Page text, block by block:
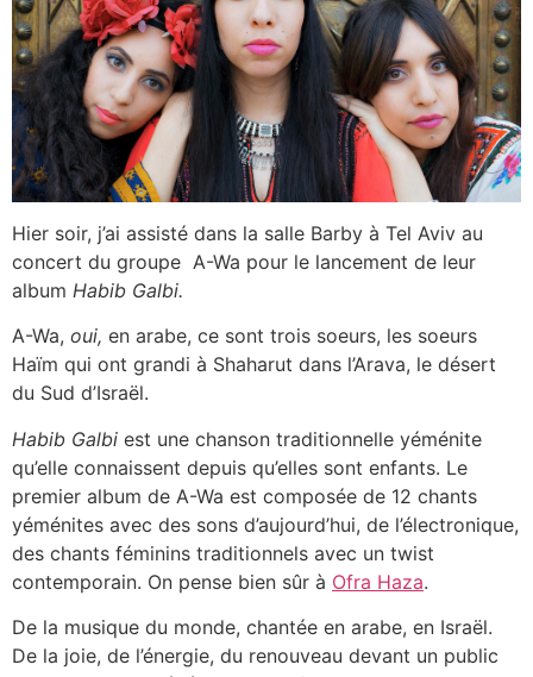
Hier soir, j’ai assisté dans la salle Barby à Tel Aviv au
concert du groupe A-Wa pour le lancement de leur
album Habib Galbi.
A-Wa, oui, en arabe, ce sont trois soeurs, les soeurs
Haïm qui ont grandi à Shaharut dans l’Arava, le désert
du Sud d’Israël.
Habib Galbi est une chanson traditionnelle yéménite
qu’elle connaissent depuis qu’elles sont enfants. Le
premier album de A-Wa est composée de 12 chants
yéménites avec des sons d’aujourd’hui, de l’électronique,
des chants féminins traditionnels avec un twist
contemporain. On pense bien sûr à Ofra Haza.
De la musique du monde, chantée en arabe, en Israël.
De la joie, de l’énergie, du renouveau devant un public